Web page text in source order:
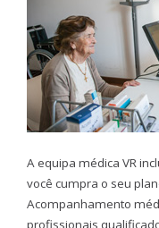
A equipa médica VR
você cumpra o seu
Acompanhamento
profissionais